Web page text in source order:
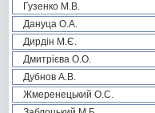
Гузенко М.В.
Дануца О.А.
Дирдін М.Є.
Дмитрієва О.О.
Дубнов А.В.
Жмеренецький О.С.